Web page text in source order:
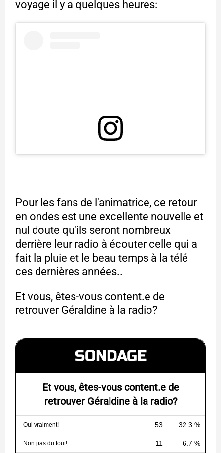
voyage il y a quelques heures:
Pour les fans de l'animatrice, ce retour
en ondes est une excellente nouvelle et
nul doute qu'ils seront nombreux
derrière leur radio à écouter celle qui a
fait la pluie et le beau temps à la télé
ces dernières années..
Et vous, êtes-vous content.e de
retrouver Géraldine à la radio?
SONDAGE
Et vous, êtes-vous content.e de
retrouver Géraldine à la radio?
Oui vraiment! 53 32.3 %
Non pas du tout! 11 6.7 %